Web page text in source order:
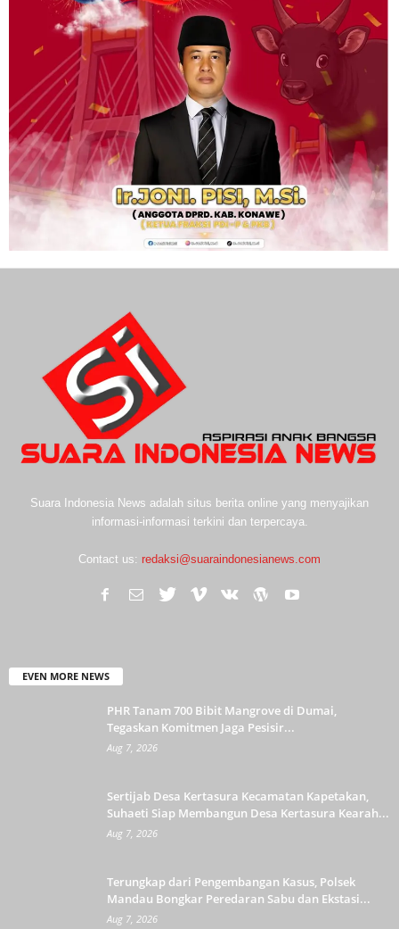
Suara Indonesia News adalah situs berita online yang menyajikan
informasi-informasi terkini dan terpercaya.
Contact us: redaksi@suaraindonesianews.com
EVEN MORE NEWS
PHR Tanam 700 Bibit Mangrove di Dumai,
Tegaskan Komitmen Jaga Pesisir...
Aug 7, 2026
Sertijab Desa Kertasura Kecamatan Kapetakan,
Suhaeti Siap Membangun Desa Kertasura Kearah...
Aug 7, 2026
Terungkap dari Pengembangan Kasus, Polsek
Mandau Bongkar Peredaran Sabu dan Ekstasi...
Aug 7, 2026